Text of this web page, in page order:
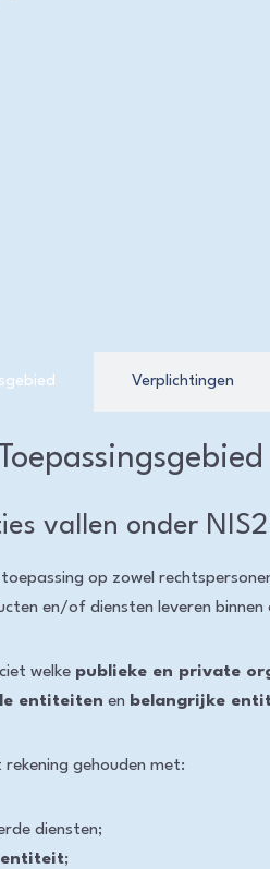
Verplichtingen
vallen onder
op zowel
en/of diensten leveren binnen
welke publieke en private
entiteiten en belangrijke
gehouden met:
diensten;
entiteit;